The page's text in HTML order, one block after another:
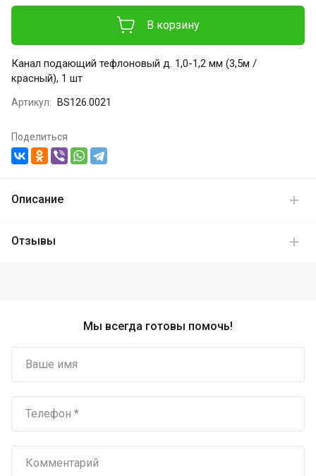
В корзину
Канал подающий тефлоновый д. 1,0-1,2 мм (3,5м /
красный), 1 шт
Артикул: BS126.0021
Поделиться
Описание
Отзывы
Мы всегда готовы помочь!